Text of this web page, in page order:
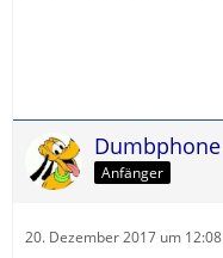
Dumbphone
Anfänger
20. Dezember 2017 um 12:08